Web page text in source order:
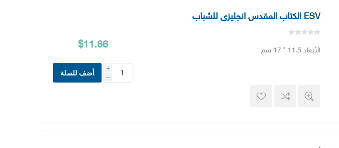
ESV الكتاب المقدس انجليزى للشباب
الأبعاد 11.5 * 17 سم $11.66
i
h
أضف للسلة